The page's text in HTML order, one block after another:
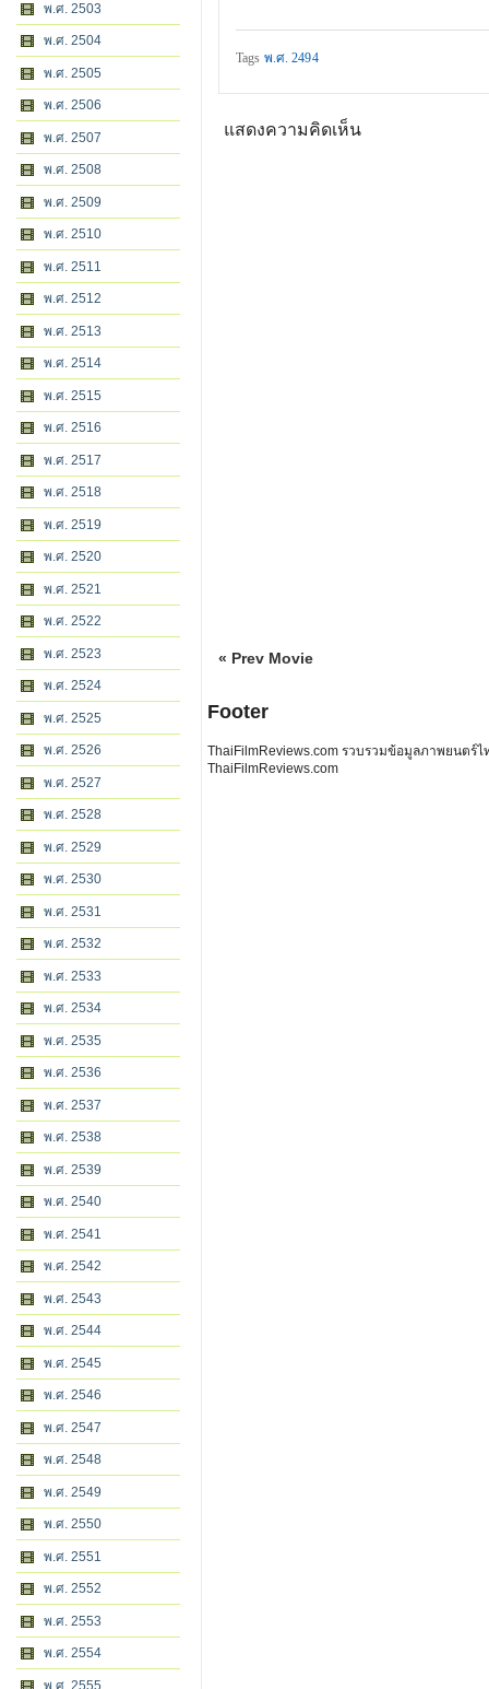
พ.ศ. 2503
พ.ศ. 2504
พ.ศ. 2505
พ.ศ. 2506
พ.ศ. 2507
พ.ศ. 2508
พ.ศ. 2509
พ.ศ. 2510
พ.ศ. 2511
พ.ศ. 2512
พ.ศ. 2513
พ.ศ. 2514
พ.ศ. 2515
พ.ศ. 2516
พ.ศ. 2517
พ.ศ. 2518
พ.ศ. 2519
พ.ศ. 2520
พ.ศ. 2521
พ.ศ. 2522
พ.ศ. 2523
พ.ศ. 2524
พ.ศ. 2525
พ.ศ. 2526
พ.ศ. 2527
พ.ศ. 2528
พ.ศ. 2529
พ.ศ. 2530
พ.ศ. 2531
พ.ศ. 2532
พ.ศ. 2533
พ.ศ. 2534
พ.ศ. 2535
พ.ศ. 2536
พ.ศ. 2537
พ.ศ. 2538
พ.ศ. 2539
พ.ศ. 2540
พ.ศ. 2541
พ.ศ. 2542
พ.ศ. 2543
พ.ศ. 2544
พ.ศ. 2545
พ.ศ. 2546
พ.ศ. 2547
พ.ศ. 2548
พ.ศ. 2549
พ.ศ. 2550
พ.ศ. 2551
พ.ศ. 2552
พ.ศ. 2553
พ.ศ. 2554
พ.ศ. 2555
Tags พ.ศ. 2494
แสดงความคิดเห็น
« Prev Movie
Footer
ThaiFilmReviews.com รวบรวมข้อมูลภาพยนตร์
ThaiFilmReviews.com